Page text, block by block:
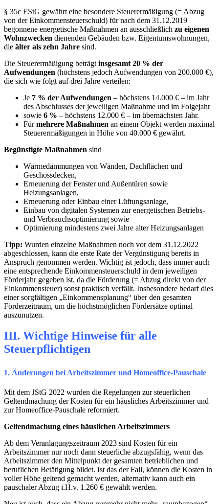
§ 35c EStG gewährt eine besondere Steuerermäßigung (= Abzug
von der Einkommensteuerschuld) für nach dem 31.12.2019
begonnene energetische Maßnahmen an ausschließlich zu eigenen
Wohnzwecken dienenden Gebäuden bzw. Eigentumswohnungen,
die älter als zehn Jahre sind.
Die Steuerermäßigung beträgt insgesamt 20 % der
Aufwendungen (höchstens jedoch Aufwendungen von 200.000 €),
die sich wie folgt auf drei Jahre verteilen:
Je 7 % der Aufwendungen – höchstens 14.000 € – im Jahr
des Abschlusses der jeweiligen Maßnahme und im Folgejahr
sowie 6 % – höchstens 12.000 € – im übernächsten Jahr.
Fürmehrere Maßnahmen an einem Objekt werden maximal
Steuerermäßigungen in Höhe von 40.000 € gewährt.
Begünstigte Maßnahmen sind
Wärmedämmungen von Wänden, Dachflächen und
Geschossdecken,
Erneuerung der Fenster und Außentüren sowie
Heizungsanlagen,
Erneuerung oder Einbau einer Lüftungsanlage,
Einbau von digitalen Systemen zur energetischen Betriebs-
und Verbrauchsoptimierung sowie
Optimierung mindestens zwei Jahre alter Heizungsanlagen
Tipp: Wurden einzelne Maßnahmen noch vor dem 31.12.2022
abgeschlossen, kann die erste Rate der Vergünstigung bereits in
Anspruch genommen werden. Wichtig ist jedoch, dass immer auch
eine entsprechende Einkommensteuerschuld in dem jeweiligen
Förderjahr gegeben ist, da die Förderung (= Abzug direkt von der
Einkommensteuer) sonst praktisch verfällt. Insbesondere bedarf dies
einer sorgfältigen „Einkommensplanung“ über den gesamten
Förderzeitraum, um die höchstmöglichen Fördersätze optimal
auszunutzen.
III. Wichtige Hinweise für alle
Steuerpflichtigen
1. Änderungen bei Arbeitszimmer und Homeoffice-Pauschale
Mit dem JStG 2022 wurden die Regelungen zur steuerlichen
Geltendmachung der Kosten für ein häusliches Arbeitszimmer und
zur Homeoffice-Pauschale reformiert.
Geltendmachung eines häuslichen Arbeitszimmers
Ab dem Veranlagungszeitraum 2023 sind Kosten für ein
Arbeitszimmer nur noch dann steuerliche abzugsfähig, wenn das
Arbeitszimmer den Mittelpunkt der gesamten betrieblichen und
beruflichen Betätigung bildet. Ist das der Fall, können die Kosten in
voller Höhe geltend gemacht werden, alternativ kann auch ein
pauschaler Abzug i.H.v. 1.260 € gewählt werden.